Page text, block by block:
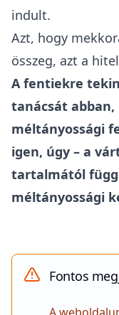
Az 5 éves
megegyezik a
határidejével – a
követő első 5
kamattámogatás
volt, egyes
szerződés is
módon
azonban a
több, mint 5 év
is jelenti, hogy